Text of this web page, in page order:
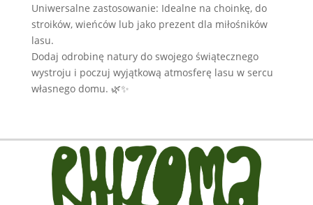
Uniwersalne zastosowanie: Idealne na choinkę, do
stroików, wieńców lub jako prezent dla miłośników
lasu.
Dodaj odrobinę natury do swojego świątecznego
wystroju i poczuj wyjątkową atmosferę lasu w sercu
własnego domu. 🌿✨